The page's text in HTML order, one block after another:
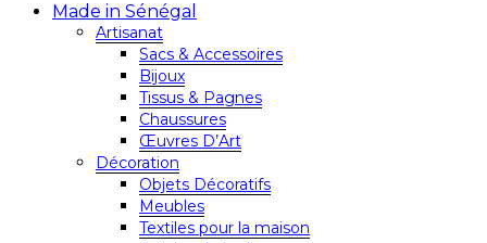
Made in Sénégal
Artisanat
Sacs & Accessoires
Bijoux
Tissus & Pagnes
Chaussures
Œuvres D’Art
Décoration
Objets Décoratifs
Meubles
Textiles pour la maison